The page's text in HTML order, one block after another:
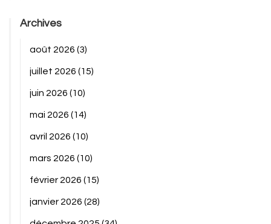
Archives
août 2026 (3)
juillet 2026 (15)
juin 2026 (10)
mai 2026 (14)
avril 2026 (10)
mars 2026 (10)
février 2026 (15)
janvier 2026 (28)